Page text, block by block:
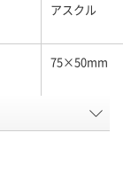
アスクル
75×50mm
ビビッドカ